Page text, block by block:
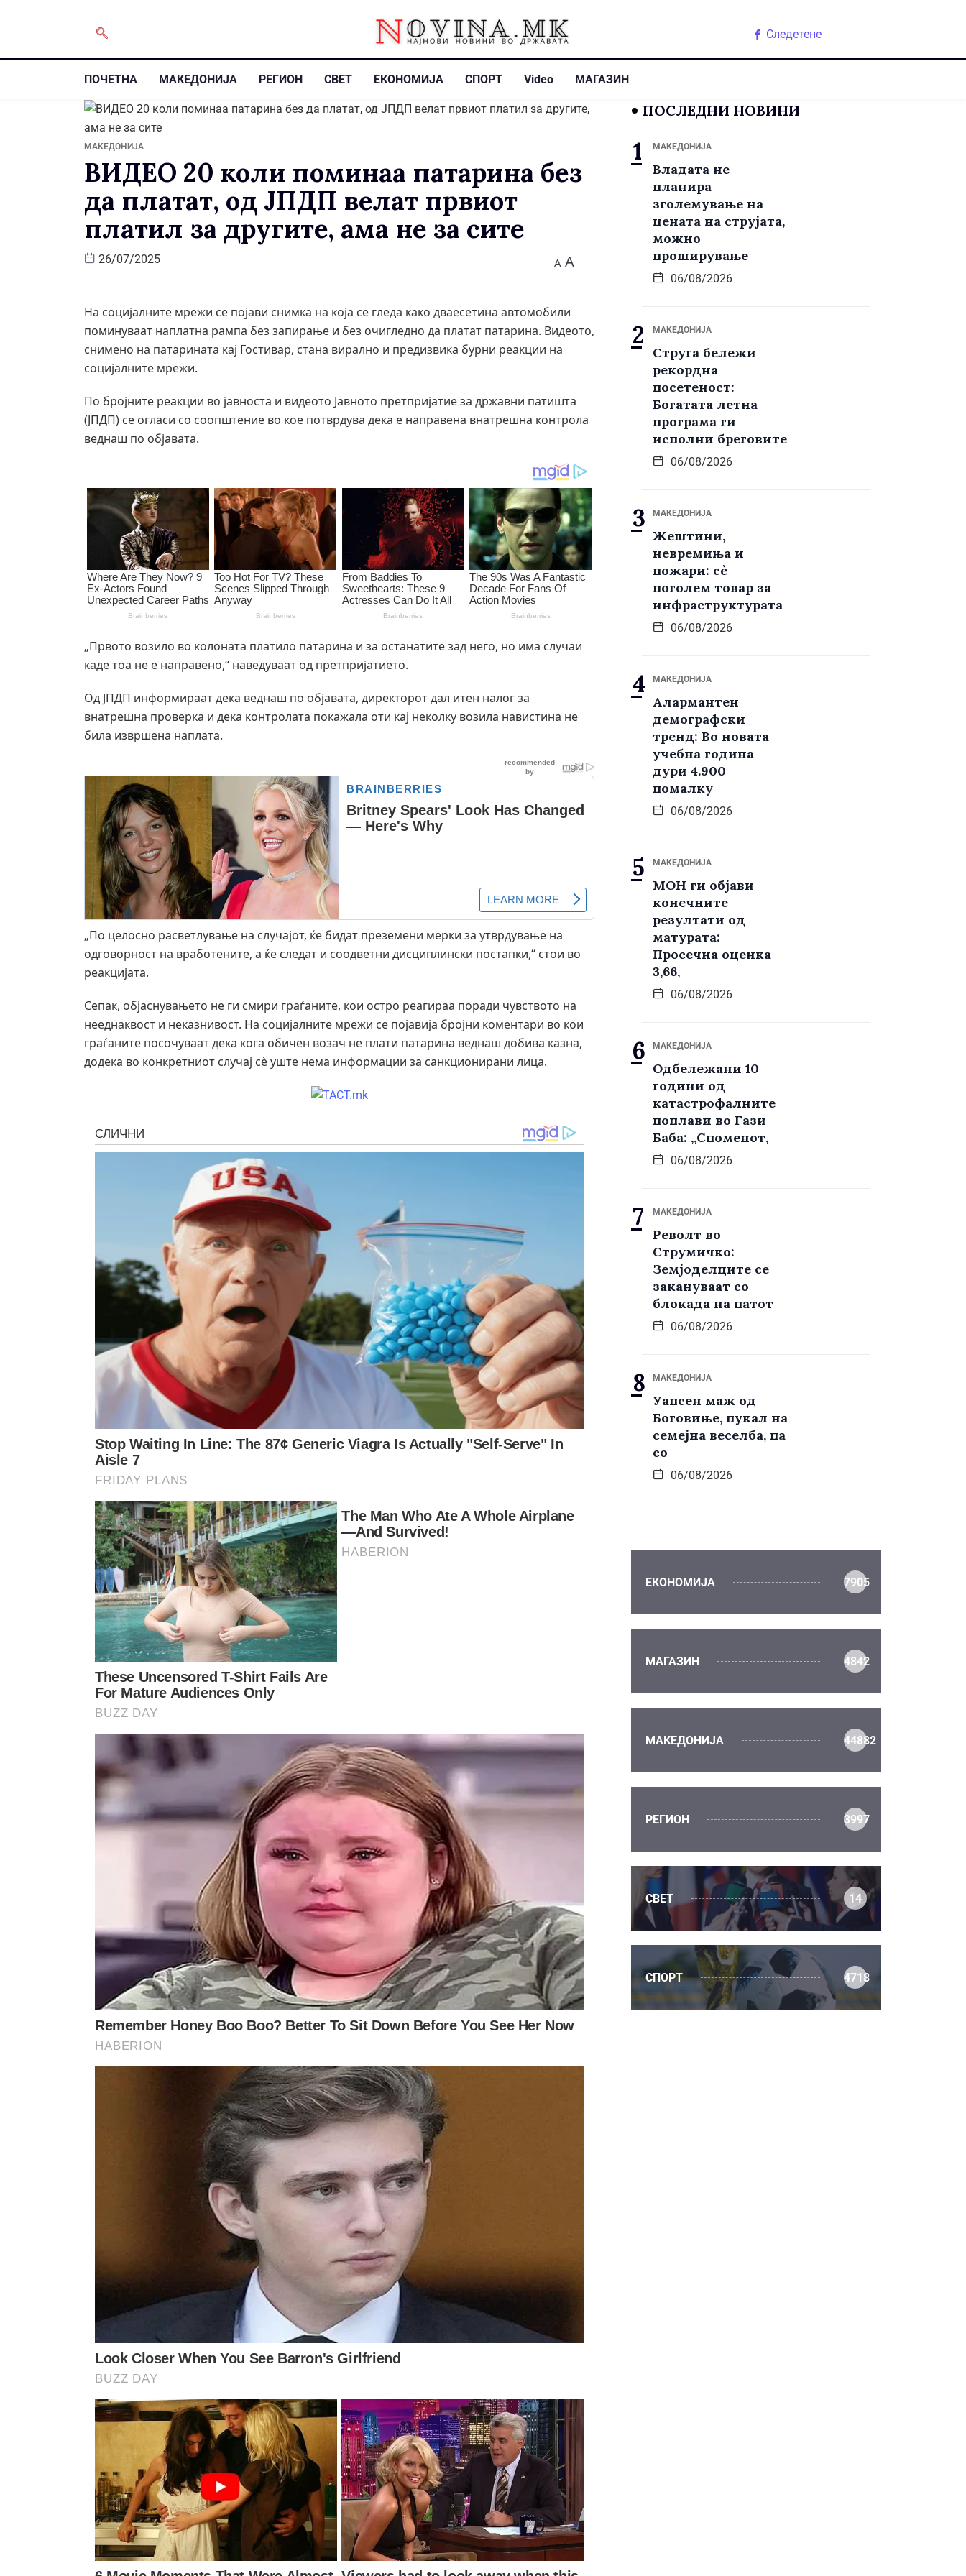
Следетене
ПОЧЕТНА МАКЕДОНИЈА РЕГИОН СВЕТ ЕКОНОМИЈА СПОРТ Video МАГАЗИН
МАКЕДОНИЈА
ВИДЕО 20 коли поминаа патарина без
да платат, од ЈПДП велат првиот
платил за другите, ама не за сите
26/07/2025 A A
На социјалните мрежи се појави снимка на која се гледа како дваесетина автомобили
поминуваат наплатна рампа без запирање и без очигледно да платат патарина. Видеото,
снимено на патарината кај Гостивар, стана вирално и предизвика бурни реакции на
социјалните мрежи.
По бројните реакции во јавноста и видеото Јавното претпријатие за државни патишта
(ЈПДП) се огласи со соопштение во кое потврдува дека е направена внатрешна контрола
веднаш по објавата.
„Првото возило во колоната платило патарина и за останатите зад него, но има случаи
каде тоа не е направено,“ наведуваат од претпријатието.
Од ЈПДП информираат дека веднаш по објавата, директорот дал итен налог за
внатрешна проверка и дека контролата покажала оти кај неколку возила навистина не
била извршена наплата.
„По целосно расветлување на случајот, ќе бидат преземени мерки за утврдување на
одговорност на вработените, а ќе следат и соодветни дисциплински постапки,“ стои во
реакцијата.
Сепак, објаснувањето не ги смири граѓаните, кои остро реагираа поради чувството на
нееднаквост и неказнивост. На социјалните мрежи се појавија бројни коментари во кои
граѓаните посочуваат дека кога обичен возач не плати патарина веднаш добива казна,
додека во конкретниот случај сè уште нема информации за санкционирани лица.
ПОСЛЕДНИ НОВИНИ
МАКЕДОНИЈА
Владата не
планира
зголемување на
цената на струјата,
можно
проширување
06/08/2026
МАКЕДОНИЈА
Струга бележи
рекордна
посетеност:
Богатата летна
програма ги
исполни бреговите
06/08/2026
МАКЕДОНИЈА
Жештини,
невремиња и
пожари: сè
поголем товар за
инфраструктурата
06/08/2026
МАКЕДОНИЈА
Алармантен
демографски
тренд: Во новата
учебна година
дури 4.900
помалку
06/08/2026
МАКЕДОНИЈА
МОН ги објави
конечните
резултати од
матурата:
Просечна оценка
3,66,
06/08/2026
МАКЕДОНИЈА
Одбележани 10
години од
катастрофалните
поплави во Гази
Баба: „Споменот,
06/08/2026
МАКЕДОНИЈА
Револт во
Струмичко:
Земјоделците се
закануваат со
блокада на патот
06/08/2026
МАКЕДОНИЈА
Уапсен маж од
Боговиње, пукал на
семејна веселба, па
со
06/08/2026
ЕКОНОМИЈА 7905
МАГАЗИН 4842
МАКЕДОНИЈА 44882
РЕГИОН 3997
СВЕТ 14
СПОРТ 4718